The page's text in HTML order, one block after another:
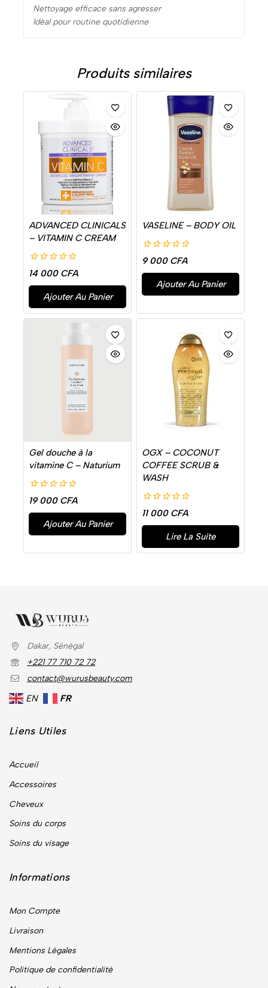
Nettoyage efficace sans agresser
Idéal pour routine quotidienne
Produits similaires
ADVANCED CLINICALS
– VITAMIN C CREAM
0
de
5
14 000 CFA
Ajouter Au Panier
VASELINE – BODY OIL
0
de
5
9 000 CFA
Ajouter Au Panier
Gel douche à la
vitamine C – Naturium
0
de
5
19 000 CFA
Ajouter Au Panier
OGX – COCONUT
COFFEE SCRUB &
WASH
0
de
5
11 000 CFA
Lire La Suite
Dakar, Sénégal
+221 77 710 72 72
contact@wurusbeauty.com
EN FR
Liens Utiles
Accueil
Accessoires
Cheveux
Soins du corps
Soins du visage
Informations
Mon Compte
Livraison
Mentions Légales
Politique de confidentialité